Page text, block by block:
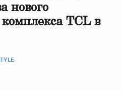
нового
TCL в